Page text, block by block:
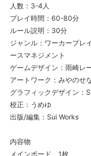
人数：3-4人
プレイ時間：60-80分
ルール説明：30分
ジャンル：ワーカープレ
ースマネジメント
ゲームデザイン：雨崎レ
アートワーク：みやのせ
グラフィックデザイン：
校正：うめゆ
出版/編集：Sui Works
内容物
メインボード 1枚